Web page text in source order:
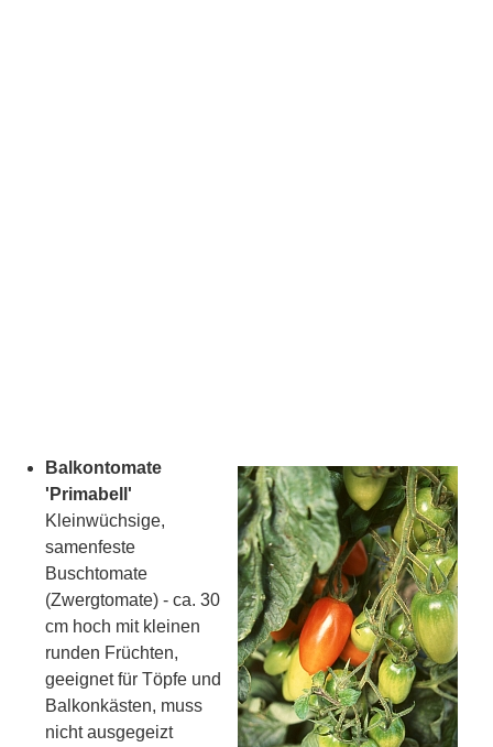
Balkontomate
'Primabell'
Kleinwüchsige,
samenfeste
Buschtomate
(Zwergtomate) - ca. 30
cm hoch mit kleinen
runden Früchten,
geeignet für Töpfe und
Balkonkästen, muss
nicht ausgegeizt